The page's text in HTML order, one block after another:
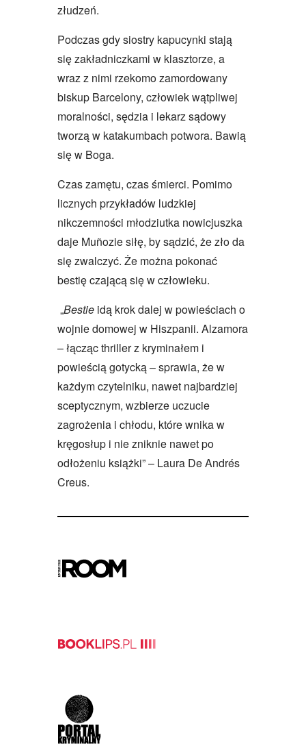
złudzeń.
Podczas gdy siostry kapucynki stają
się zakładniczkami w klasztorze, a
wraz z nimi rzekomo zamordowany
biskup Barcelony, człowiek wątpliwej
moralności, sędzia i lekarz sądowy
tworzą w katakumbach potwora. Bawią
się w Boga.
Czas zamętu, czas śmierci. Pomimo
licznych przykładów ludzkiej
nikczemności młodziutka nowicjuszka
daje Muñozie siłę, by sądzić, że zło da
się zwalczyć. Że można pokonać
bestię czającą się w człowieku.
„Bestie idą krok dalej w powieściach o
wojnie domowej w Hiszpanii. Alzamora
– łącząc thriller z kryminałem i
powieścią gotycką – sprawia, że w
każdym czytelniku, nawet najbardziej
sceptycznym, wzbierze uczucie
zagrożenia i chłodu, które wnika w
kręgosłup i nie zniknie nawet po
odłożeniu książki” – Laura De Andrés
Creus.